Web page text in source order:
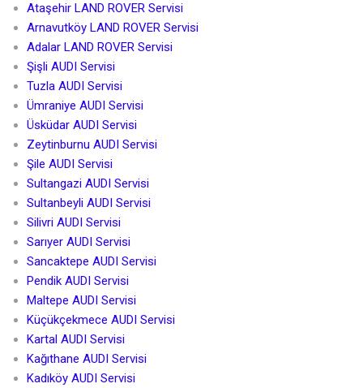
Ataşehir LAND ROVER Servisi
Arnavutköy LAND ROVER Servisi
Adalar LAND ROVER Servisi
Şişli AUDI Servisi
Tuzla AUDI Servisi
Ümraniye AUDI Servisi
Üsküdar AUDI Servisi
Zeytinburnu AUDI Servisi
Şile AUDI Servisi
Sultangazi AUDI Servisi
Sultanbeyli AUDI Servisi
Silivri AUDI Servisi
Sarıyer AUDI Servisi
Sancaktepe AUDI Servisi
Pendik AUDI Servisi
Maltepe AUDI Servisi
Küçükçekmece AUDI Servisi
Kartal AUDI Servisi
Kağıthane AUDI Servisi
Kadıköy AUDI Servisi